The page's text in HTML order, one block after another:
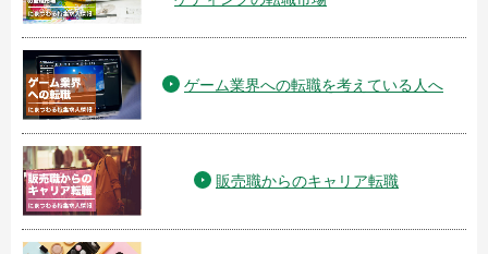
ゲーム業界への転職を考えている人へ
販売職からのキャリア転職